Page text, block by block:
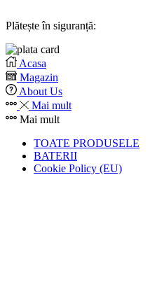
Plătește în siguranță:
Acasa
Magazin
About Us
Mai mult
Mai mult
TOATE PRODUSELE
BATERII
Cookie Policy (EU)